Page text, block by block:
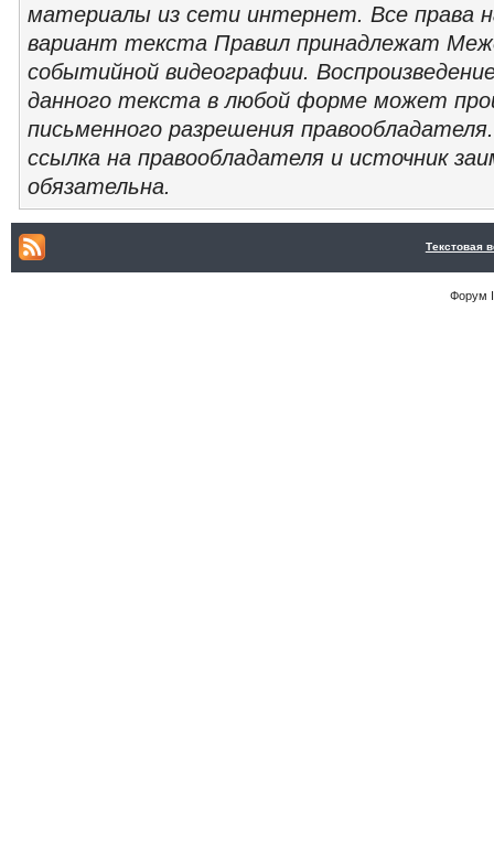
материалы из сети интернет. Все права
вариант текста Правил принадлежат
событийной видеографии.
данного текста в любой форме может
письменного разрешения
ссылка на правообладателя и источник
обязательна.
Текстовая
Форум